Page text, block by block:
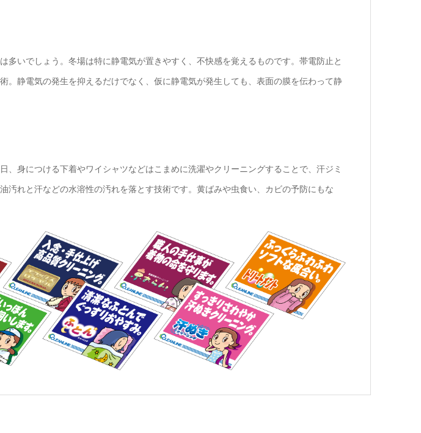
いでしょう。冬場は特に静電気が置きやすく、不快感を覚えるものです。帯電防止と
静電気の発生を抑えるだけでなく、仮に静電気が発生しても、表面の膜を伝わって静
身につける下着やワイシャツなどはこまめに洗濯やクリーニングすることで、汗ジミ
れと汗などの水溶性の汚れを落とす技術です。黄ばみや虫食い、カビの予防にもな